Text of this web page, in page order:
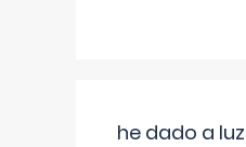
he dado a